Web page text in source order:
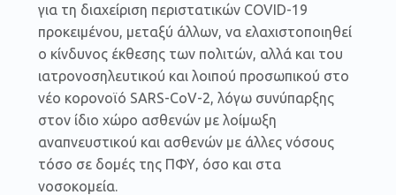
για τη διαχείριση περιστατικών COVID-19
προκειμένου, μεταξύ άλλων, να ελαχιστοποιηθεί
ο κίνδυνος έκθεσης των πολιτών, αλλά και του
ιατρονοσηλευτικού και λοιπού προσωπικού στο
νέο κορονοϊό SARS-CoV-2, λόγω συνύπαρξης
στον ίδιο χώρο ασθενών με λοίμωξη
αναπνευστικού και ασθενών με άλλες νόσους
τόσο σε δομές της ΠΦΥ, όσο και στα
νοσοκομεία.